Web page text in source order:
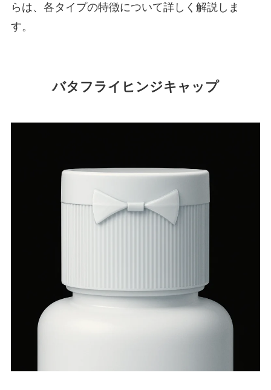
らは、各タイプの特徴について詳しく解説しま
す。
バタフライヒンジキャップ